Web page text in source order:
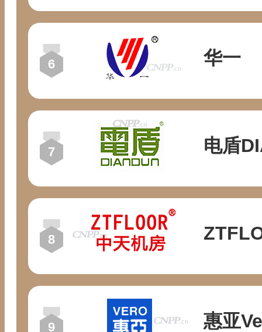
华一
电盾
惠亚